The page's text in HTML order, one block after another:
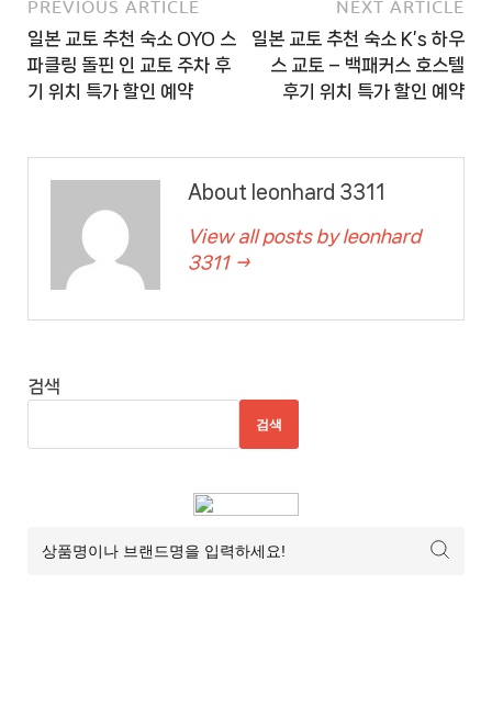
PREVIOUS ARTICLE
일본 교토 추천 숙소 OYO 스
파클링 돌핀 인 교토 주차 후
기 위치 특가 할인 예약
NEXT ARTICLE
일본 교토 추천 숙소 K’s 하우
스 교토 – 백패커스 호스텔
후기 위치 특가 할인 예약
About leonhard 3311
View all posts by leonhard
3311 →
검색
검색